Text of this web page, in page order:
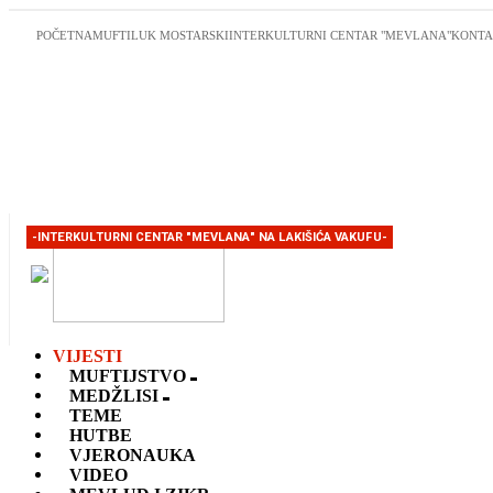
POČETNAMUFTILUK MOSTARSKIINTERKULTURNI CENTAR "MEVLANA"
-INTERKULTURNI CENTAR "MEVLANA" NA LAKIŠIĆA VAKUFU-
VIJESTI
MUFTIJSTVO
MEDŽLISI
TEME
HUTBE
VJERONAUKA
VIDEO